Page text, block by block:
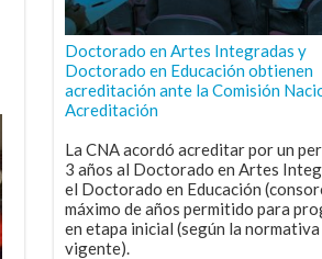
Doctorado en Artes Integradas y
Doctorado en Educación obtienen
acreditación ante la Comisión
Acreditación
La CNA acordó acreditar por un
3 años al Doctorado en Artes
el Doctorado en Educación
máximo de años permitido para
en etapa inicial (según la normativa
vigente).